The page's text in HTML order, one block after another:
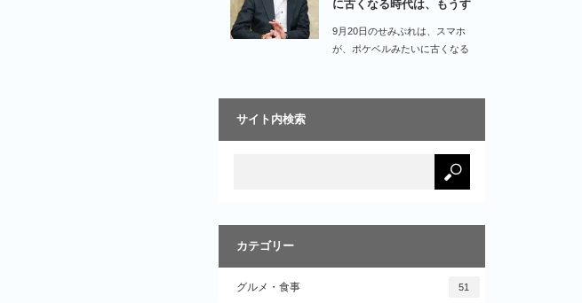
に古くなる時代は、もうす
ぐ…
9月20日のせみぷれは、スマホ
が、ポケベルみたいに古くなる
サイト内検索
カテゴリー
グルメ・食事 51